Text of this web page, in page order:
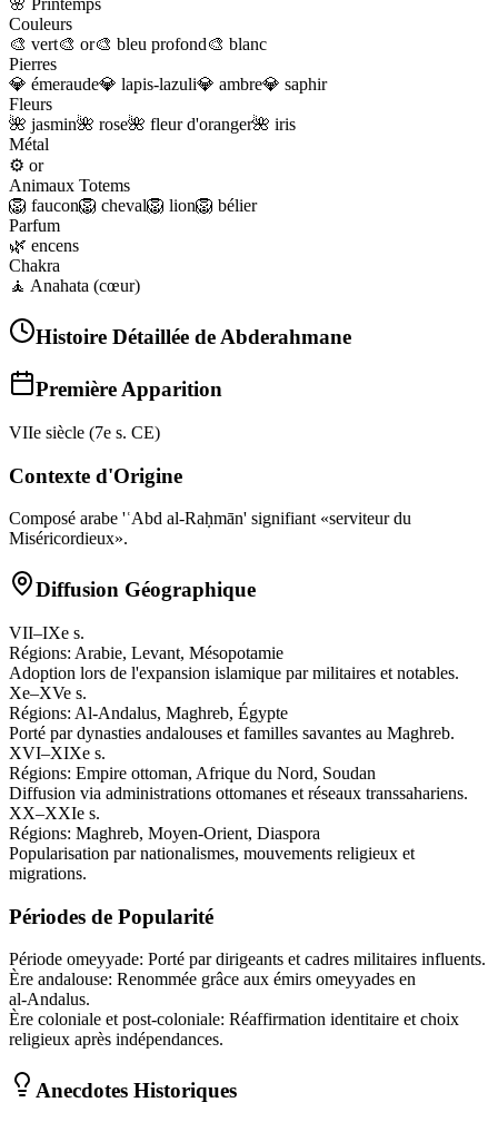
Couleurs
🎨 vert🎨 or🎨 bleu profond🎨 blanc
Pierres
💎 émeraude💎 lapis-lazuli💎 ambre💎 saphir
Fleurs
🌺 jasmin🌺 rose🌺 fleur d'oranger🌺 iris
Métal
⚙️ or
Animaux Totems
🦁 faucon🦁 cheval🦁 lion🦁 bélier
Parfum
🌿 encens
Chakra
🧘 Anahata (cœur)
Histoire Détaillée de Abderahmane
Première Apparition
VIIe siècle (7e s. CE)
Contexte d'Origine
Composé arabe 'ʿAbd al-Raḥmān' signifiant «serviteur du
Miséricordieux».
Diffusion Géographique
VII–IXe s.
Régions: Arabie, Levant, Mésopotamie
Adoption lors de l'expansion islamique par militaires et notables.
Xe–XVe s.
Régions: Al-Andalus, Maghreb, Égypte
Porté par dynasties andalouses et familles savantes au Maghreb.
XVI–XIXe s.
Régions: Empire ottoman, Afrique du Nord, Soudan
Diffusion via administrations ottomanes et réseaux transsahariens.
XX–XXIe s.
Régions: Maghreb, Moyen-Orient, Diaspora
Popularisation par nationalismes, mouvements religieux et
migrations.
Périodes de Popularité
Période omeyyade: Porté par dirigeants et cadres militaires influents.
Ère andalouse: Renommée grâce aux émirs omeyyades en
al‑Andalus.
Ère coloniale et post-coloniale: Réaffirmation identitaire et choix
religieux après indépendances.
Anecdotes Historiques